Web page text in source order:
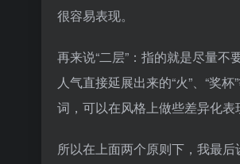
很容易表现。
再来说“二层”：指的就是尽量
人气直接延展出来的“火”、“奖
词，可以在风格上做些差异化表
所以在上面两个原则下，我最后